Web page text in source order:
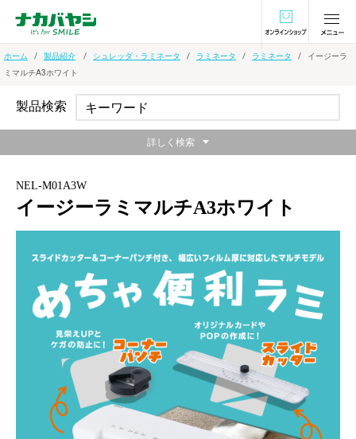
オンラインショ
ホーム 製品紹介 シュレッダ・ラミネータ ラミネータ ラミネータ
イージーラ
ミマルチA3ホワイト
NEL-M01A3W
イージーラミマルチA3ホワイト
カットも仕上げもこれ一台、幅広いフィルム厚に
対応したマルチモデル
メーカー希望小売価格：
¥9,800 + 税
製品検索
詳しく検索